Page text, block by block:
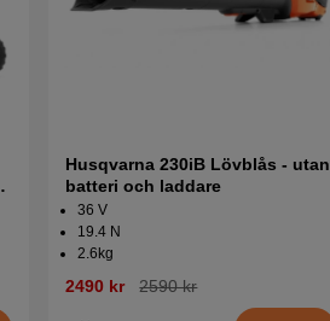
Husqvarna 230iB Lövblås - utan
batteri och laddare
36 V
19.4 N
2.6kg
2490 kr 2590 kr